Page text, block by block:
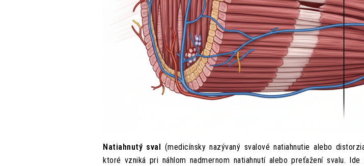
Natiahnutý sval
(medicínsky nazývaný svalové natiahnutie alebo
ktoré vzniká pri náhlom nadmernom natiahnutí alebo preťažení svalu.